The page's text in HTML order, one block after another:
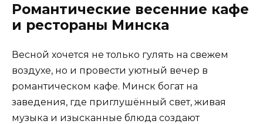
Романтические весенние кафе
и рестораны Минска
Весной хочется не только гулять на свежем
воздухе, но и провести уютный вечер в
романтическом кафе. Минск богат на
заведения, где приглушённый свет, живая
музыка и изысканные блюда создают